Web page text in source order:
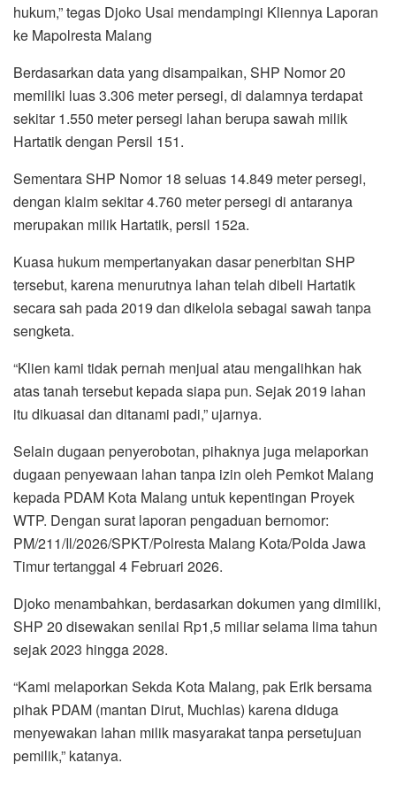
hukum,” tegas Djoko Usai mendampingi Kliennya Laporan
ke Mapolresta Malang
Berdasarkan data yang disampaikan, SHP Nomor 20
memiliki luas 3.306 meter persegi, di dalamnya terdapat
sekitar 1.550 meter persegi lahan berupa sawah milik
Hartatik dengan Persil 151.
Sementara SHP Nomor 18 seluas 14.849 meter persegi,
dengan klaim sekitar 4.760 meter persegi di antaranya
merupakan milik Hartatik, persil 152a.
Kuasa hukum mempertanyakan dasar penerbitan SHP
tersebut, karena menurutnya lahan telah dibeli Hartatik
secara sah pada 2019 dan dikelola sebagai sawah tanpa
sengketa.
“Klien kami tidak pernah menjual atau mengalihkan hak
atas tanah tersebut kepada siapa pun. Sejak 2019 lahan
itu dikuasai dan ditanami padi,” ujarnya.
Selain dugaan penyerobotan, pihaknya juga melaporkan
dugaan penyewaan lahan tanpa izin oleh Pemkot Malang
kepada PDAM Kota Malang untuk kepentingan Proyek
WTP. Dengan surat laporan pengaduan bernomor:
PM/211/Il/2026/SPKT/Polresta Malang Kota/Polda Jawa
Timur tertanggal 4 Februari 2026.
Djoko menambahkan, berdasarkan dokumen yang dimiliki,
SHP 20 disewakan senilai Rp1,5 miliar selama lima tahun
sejak 2023 hingga 2028.
“Kami melaporkan Sekda Kota Malang, pak Erik bersama
pihak PDAM (mantan Dirut, Muchlas) karena diduga
menyewakan lahan milik masyarakat tanpa persetujuan
pemilik,” katanya.